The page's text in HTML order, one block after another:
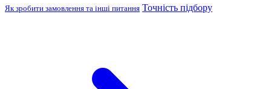
Як зробити замовлення та інші питання Точність підбору